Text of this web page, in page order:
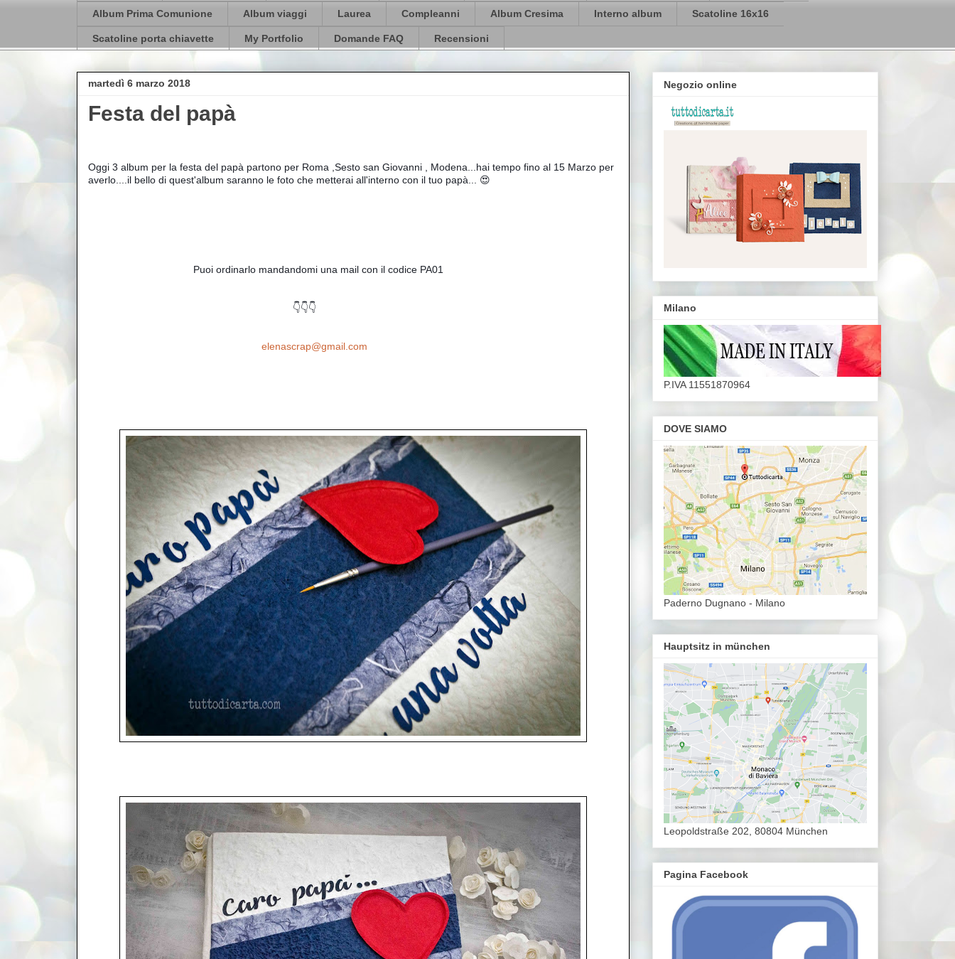
Album Prima Comunione Album viaggi Laurea Compleanni Album Cresima Interno album Scatoline 16x16
Scatoline porta chiavette My Portfolio Domande FAQ Recensioni
martedì 6 marzo 2018
Festa del papà
Oggi 3 album per la festa del papà partono per Roma ,Sesto san Giovanni , Modena...hai tempo fino al 15 Marzo per
averlo....il bello di quest'album saranno le foto che metterai all'interno con il tuo papà... 😍
                                     Puoi ordinarlo mandandomi una mail con il codice PA01
                                                                        👇👇👇
elenascrap@gmail.com
Negozio online
Milano
P.IVA 11551870964
DOVE SIAMO
Paderno Dugnano - Milano
Hauptsitz in münchen
Leopoldstraße 202, 80804 München
Pagina Facebook